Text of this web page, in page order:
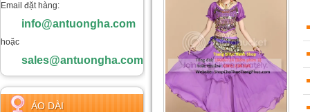
Email đặt hàng:
info@antuongha.com
hoặc
sales@antuongha.com
ÁO DÀI